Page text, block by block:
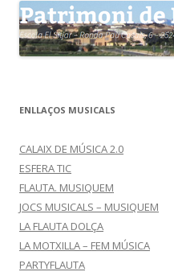
ENLLAÇOS MUSICALS
CALAIX DE MÚSICA 2.0
ESFERA TIC
FLAUTA. MUSIQUEM
JOCS MUSICALS – MUSIQUEM
LA FLAUTA DOLÇA
LA MOTXILLA – FEM MÚSICA
PARTYFLAUTA